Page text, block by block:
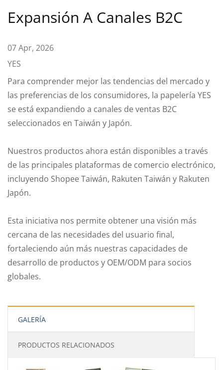
Expansión A Canales B2C
07 Apr, 2026
YES
Para comprender mejor las tendencias del mercado y
las preferencias de los consumidores, la papelería YES
se está expandiendo a canales de ventas B2C
seleccionados en Taiwán y Japón.
Nuestros productos ahora están disponibles a través
de las principales plataformas de comercio electrónico,
incluyendo Shopee Taiwán, Rakuten Taiwán y Rakuten
Japón.
Esta iniciativa nos permite obtener una visión más
cercana de las necesidades del usuario final,
fortaleciendo aún más nuestras capacidades de
desarrollo de productos y OEM/ODM para socios
globales.
GALERÍA
PRODUCTOS RELACIONADOS